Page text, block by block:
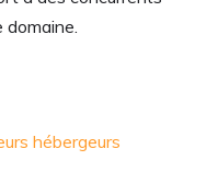
hébergeurs